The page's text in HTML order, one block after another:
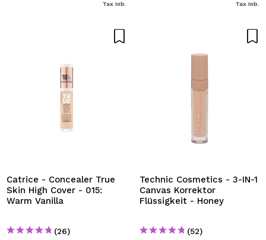
Tax Inb. Tax Inb.
Catrice - Concealer True
Skin High Cover - 015:
Warm Vanilla
(26)
Technic Cosmetics - 3-IN-1
Canvas Korrektor
Flüssigkeit - Honey
(52)